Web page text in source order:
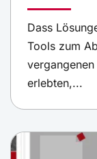
Dass
Tools zum
erlebten,...